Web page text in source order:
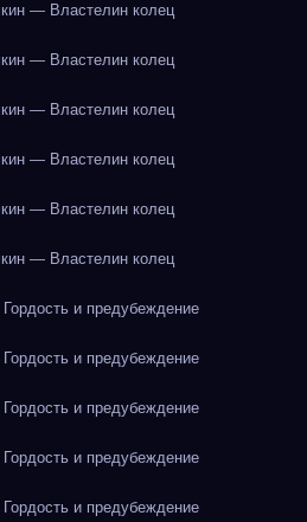
— Властелин колец
— Властелин колец
— Властелин колец
— Властелин колец
— Властелин колец
— Властелин колец
и предубеждение
и предубеждение
и предубеждение
и предубеждение
и предубеждение